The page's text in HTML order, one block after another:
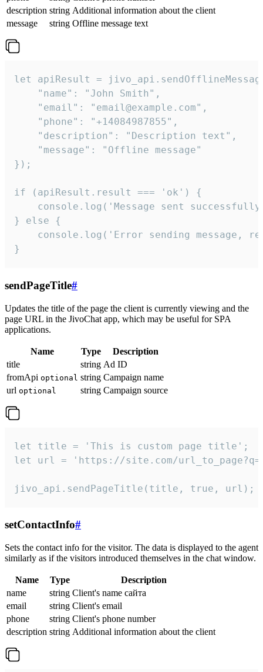
description string Additional information about the client
message
string Offline message text
let apiResult =
    "name": "John Smith",
    "email": "email@example.com",
    "phone": "+14084987855",
    "description": "Description text",
    "message": "Offline message"
});
if (apiResult.result === 'ok') {
console.log('Message sent
} else {
console.log('Error sending message,
}
sendPageTitle#
Updates the title of the page the client is currently viewing and the
page URL in the JivoChat app, which may be useful for SPA
applications.
Name Type
Description
title
string Ad ID
fromApi optional string Campaign name
url optional string Campaign source
let title = 'This is custom page title';
let url = 'https://site.com/
jivo_api.sendPageTitle(title, true, url);
setContactInfo#
Sets the contact info for the visitor. The data is displayed to the agent
similarly as if the visitors introduced themselves in the chat window.
Name Type
Description
name
string Client's name сайта
email
string Client's email
phone
string Client's phone number
description string Additional information about the client